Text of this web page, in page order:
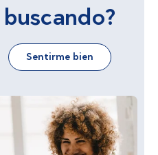
Sentirme bien